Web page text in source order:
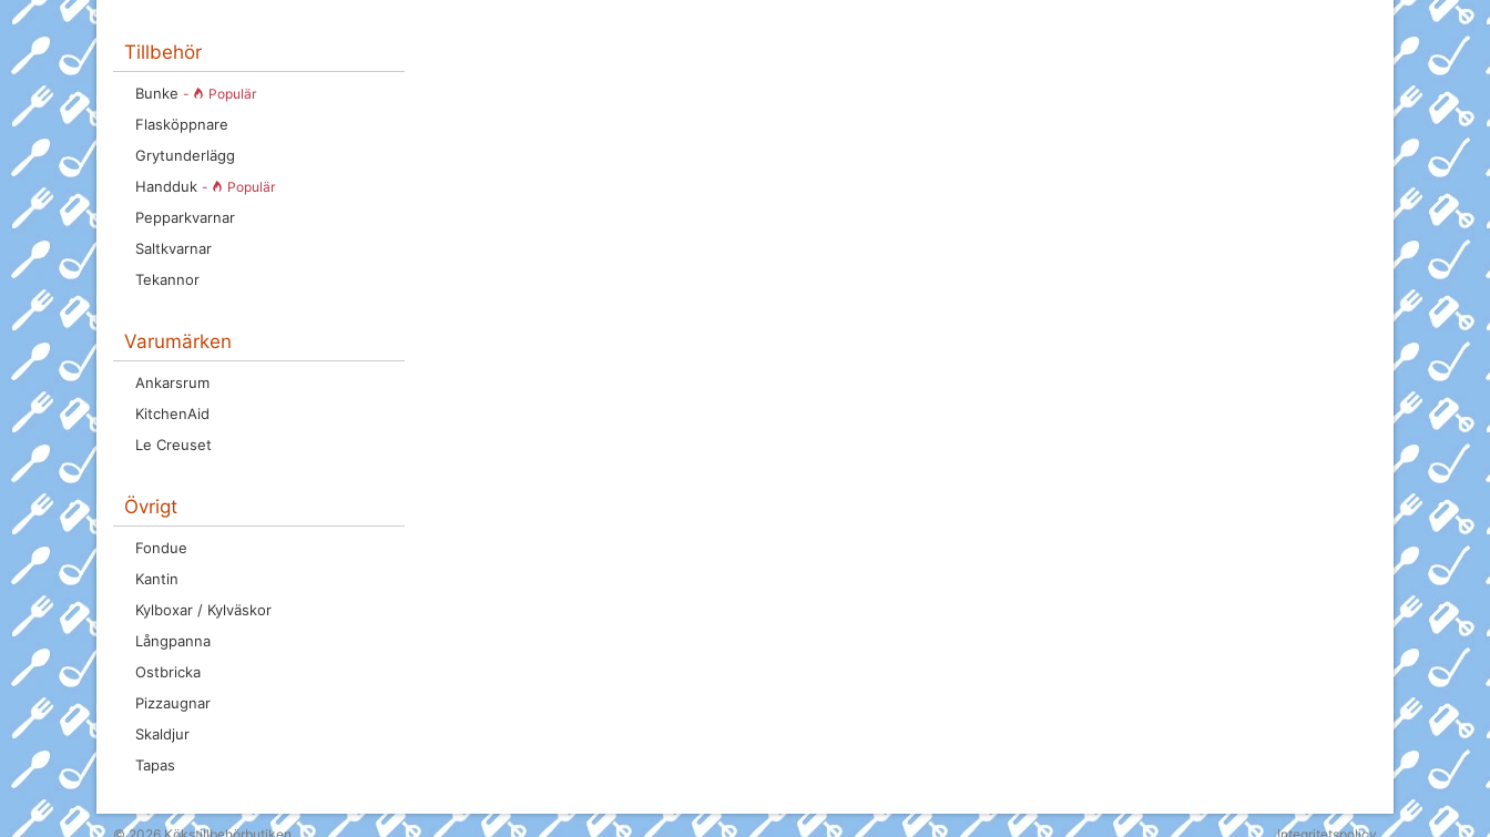
Tillbehör
Bunke - Populär
Flasköppnare
Grytunderlägg
Handduk - Populär
Pepparkvarnar
Saltkvarnar
Tekannor
Varumärken
Ankarsrum
KitchenAid
Le Creuset
Övrigt
Fondue
Kantin
Kylboxar / Kylväskor
Långpanna
Ostbricka
Pizzaugnar
Skaldjur
Tapas